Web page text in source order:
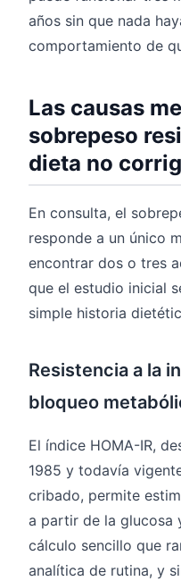
años sin que nada
comportamiento de
Las causas
sobrepeso
dieta no
En consulta, el
responde a un único
encontrar dos o tres
que el estudio inicial
simple historia
Resistencia a la
bloqueo
El índice HOMA-IR,
1985 y todavía
cribado, permite
a partir de la glucosa
cálculo sencillo que
analítica de rutina, y